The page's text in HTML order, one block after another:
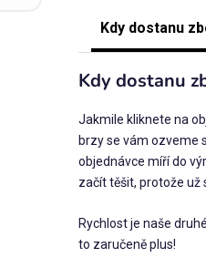
Kdy dostanu
Kdy dostanu
Jakmile kliknete na
brzy se vám ozveme
objednávce míří do
začít těšit, protože už
Rychlost je naše
to zaručeně plus!